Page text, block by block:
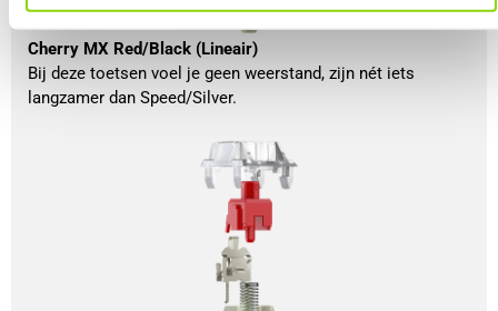
Cherry MX Red/Black (Lineair)
Bij deze toetsen voel je geen weerstand, zijn nét iets
langzamer dan Speed/Silver.